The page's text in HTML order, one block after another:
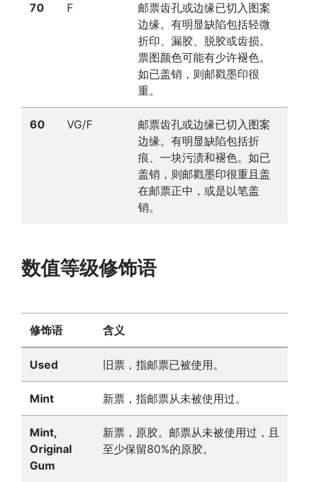
70 F
邮票齿孔或边缘已切入图案
边缘。有明显缺陷包括轻微
折印、漏胶、脱胶或齿损。
票图颜色可能有少许褪色。
如已盖销，则邮戳墨印很
重。
60 VG/F
邮票齿孔或边缘已切入图案
边缘。有明显缺陷包括折
痕、一块污渍和褪色。如已
盖销，则邮戳墨印很重且盖
在邮票正中，或是以笔盖
销。
数值等级修饰语
修饰语 含义
Used 旧票，指邮票已被使用。
Mint 新票，指邮票从未被使用过。
Mint,
Original
Gum
新票，原胶。邮票从未被使用过，且
至少保留80%的原胶。